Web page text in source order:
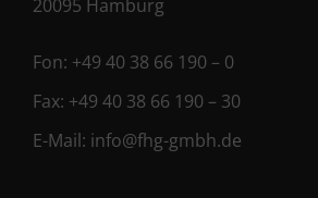
20095 Hamburg
Fon: +49 40 38 66 190 – 0
Fax: +49 40 38 66 190 – 30
E-Mail: info@fhg-gmbh.de